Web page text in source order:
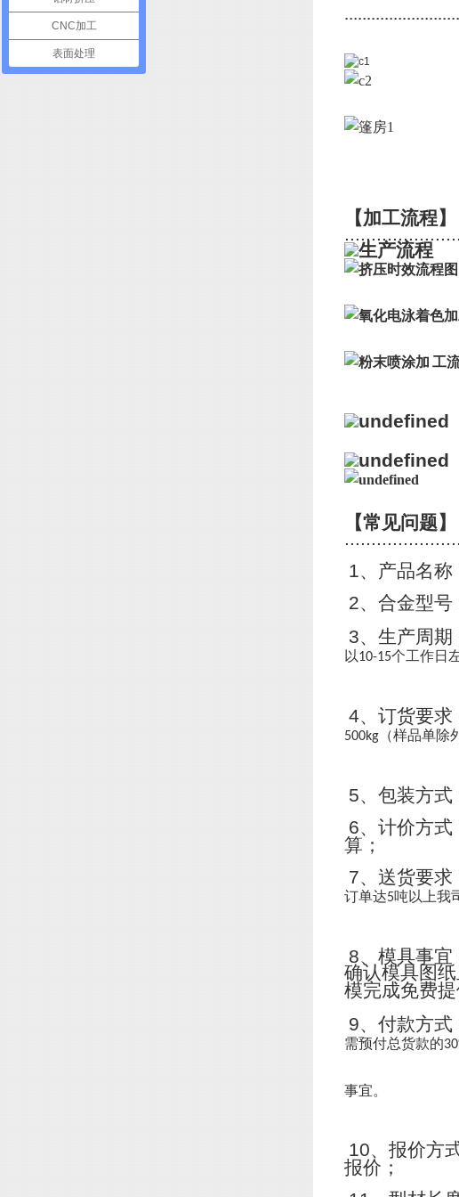
【加工流程】
【常见问题】
1、产品名称
2、合金型号
3、生产周
以10-15个工作日
4、订货要求
500kg （样品单除
5、包装方式
6、计价方
算；
7、送货要求
订单达5吨以上我
8、模具事
确认模具图
模完成免费
9、付款方
需预付总货款的
事宜。
10、报价方
报价；
CNC加工
表面处理